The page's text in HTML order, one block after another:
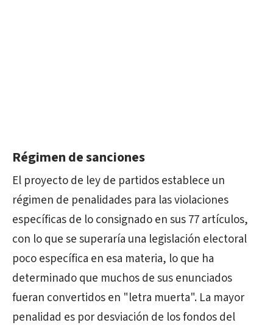
Régimen de sanciones
El proyecto de ley de partidos establece un
régimen de penalidades para las violaciones
específicas de lo consignado en sus 77 artículos,
con lo que se superaría una legislación electoral
poco específica en esa materia, lo que ha
determinado que muchos de sus enunciados
fueran convertidos en "letra muerta". La mayor
penalidad es por desviación de los fondos del